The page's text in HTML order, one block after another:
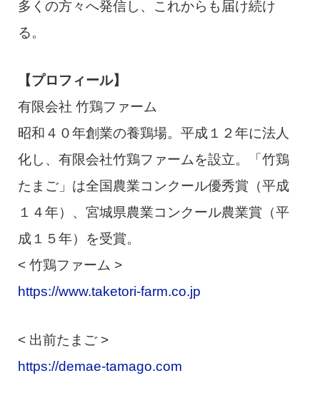
多くの方々へ発信し、これからも届け続け
る。
【プロフィール】
有限会社 竹鶏ファーム
昭和４０年創業の養鶏場。平成１２年に法人
化し、有限会社竹鶏ファームを設立。「竹鶏
たまご」は全国農業コンクール優秀賞（平成
１４年）、宮城県農業コンクール農業賞（平
成１５年）を受賞。
< 竹鶏ファーム >
https://www.taketori-farm.co.jp
< 出前たまご >
https://demae-tamago.com